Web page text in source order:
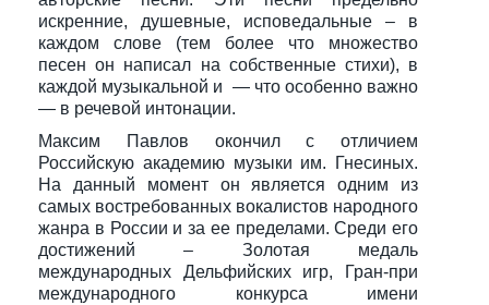
искренние, душевные, исповедальные – в
каждом слове (тем более что множество
песен он написал на собственные стихи), в
каждой музыкальной и — что особенно важно
— в речевой интонации.
Максим Павлов окончил с отличием
Российскую академию музыки им. Гнесиных.
На данный момент он является одним из
самых востребованных вокалистов народного
жанра в России и за ее пределами. Среди его
достижений – Золотая медаль
международных Дельфийских игр, Гран-при
международного конкурса имени